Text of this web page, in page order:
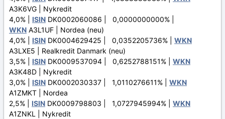
A3K6VG | Nykredit
4,0% | ISIN DK0002060086 | 0,0000000000% |
WKN A3L1UF | Nordea (neu)
4,0% | ISIN DK0004629425 | 0,0352205736% | WKN
A3LXE5 | Realkredit Danmark (neu)
3,5% | ISIN DK0009537094 | 0,6252788151% | WKN
A3K48D | Nykredit
3,0% | ISIN DK0002030337 | 1,0110276611% | WKN
A1ZMKT | Nordea
2,5% | ISIN DK0009798803 | 1,0727945994% | WKN
A1ZNKL | Nykredit